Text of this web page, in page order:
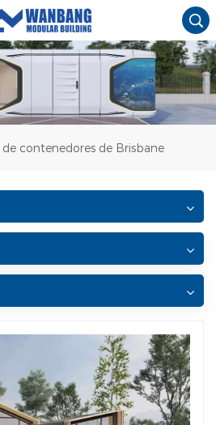
de contenedores de Brisbane